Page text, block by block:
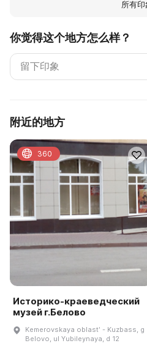
所有印
你觉得这个地方怎么样？
附近的地方
Историко-краеведческий
музей г.Белово
Kemerovskaya oblastʹ - Kuzbass, g
Belovo, ul Yubileynaya, d 12
360